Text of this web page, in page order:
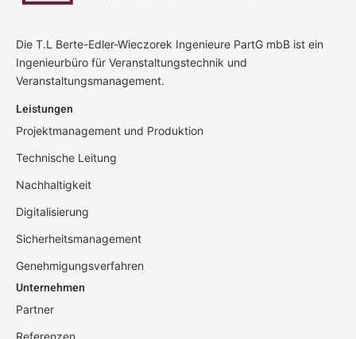
Die T.L Berte-Edler-Wieczorek Ingenieure PartG mbB ist ein
Ingenieurbüro für Veranstaltungstechnik und
Veranstaltungsmanagement.
Leistungen
Projektmanagement und Produktion
Technische Leitung
Nachhaltigkeit
Digitalisierung
Sicherheitsmanagement
Genehmigungsverfahren
Unternehmen
Partner
Referenzen